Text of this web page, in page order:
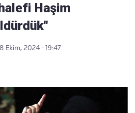
Haşim
Ekim, 2024 - 19:47